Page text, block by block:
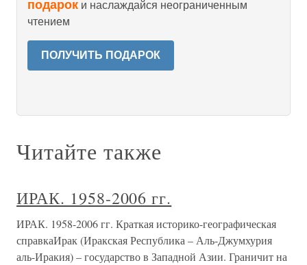
подарок и наслаждайся неограниченным
чтением
ПОЛУЧИТЬ ПОДАРОК
Читайте также
ИРАК. 1958-2006 гг.
ИРАК. 1958-2006 гг. Краткая историко-географическая
справкаИрак (Иракская Республика – Аль-Джумхурия
аль-Иракия) – государство в Западной Азии. Граничит на